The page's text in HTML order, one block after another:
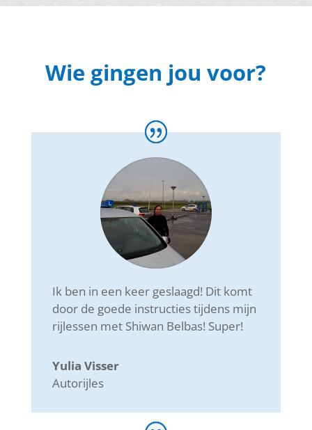
Wie gingen jou voor?
Ik ben in een keer geslaagd! Dit komt
door de goede instructies tijdens mijn
rijlessen met Shiwan Belbas! Super!
Yulia Visser
Autorijles